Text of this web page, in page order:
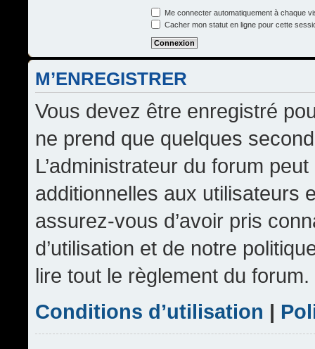
Me connecter automatiquement à chaque
Cacher mon statut en ligne pour cette
M’ENREGISTRER
Vous devez être enregistré
ne prend que quelques
L’administrateur du forum
additionnelles aux utilisateurs
assurez-vous d’avoir pris
d’utilisation et de notre
lire tout le règlement du forum.
Conditions d’utilisation |